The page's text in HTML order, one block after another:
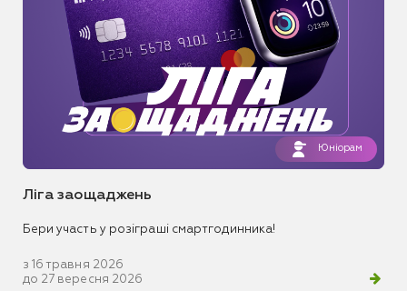
Юніорам
Ліга заощаджень
Бери участь у розіграші смартгодинника!
з 16 травня 2026
до 27 вересня 2026